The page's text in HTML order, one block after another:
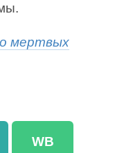
мертвых
WB